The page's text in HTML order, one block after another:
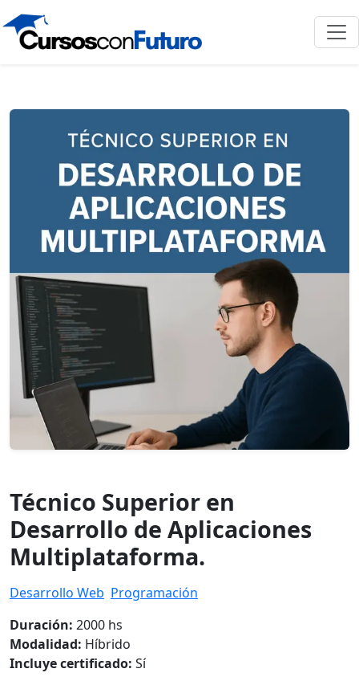
Técnico Superior en
Desarrollo de Aplicaciones
Multiplataforma.
Desarrollo Web Programación
Duración: 2000 hs
Modalidad: Híbrido
Incluye certificado: Sí